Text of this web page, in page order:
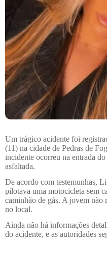
Um trágico acidente foi
(11) na cidade de Pedras de
incidente ocorreu na entrada
asfaltada.
De acordo com testemunhas,
pilotava uma motocicleta sem
caminhão de gás. A jovem não
no local.
Ainda não há informações
do acidente, e as autoridades